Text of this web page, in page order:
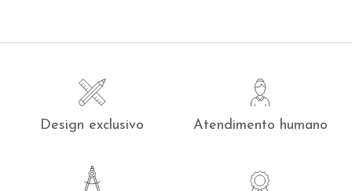
Design exclusivo Atendimento humano